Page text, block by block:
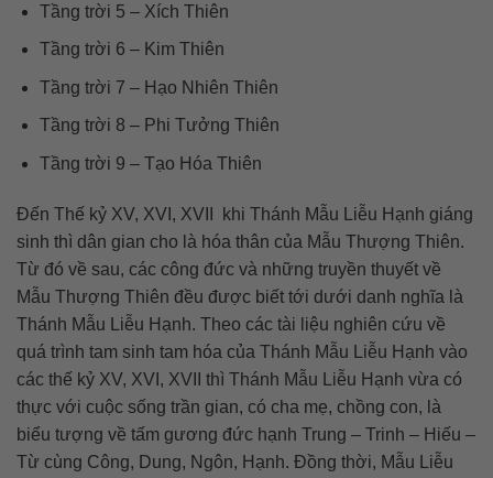
Tầng trời 5 – Xích Thiên
Tầng trời 6 – Kim Thiên
Tầng trời 7 – Hạo Nhiên Thiên
Tầng trời 8 – Phi Tưởng Thiên
Tầng trời 9 – Tạo Hóa Thiên
Đến Thế kỷ XV, XVI, XVII khi Thánh Mẫu Liễu Hạnh giáng
sinh thì dân gian cho là hóa thân của Mẫu Thượng Thiên.
Từ đó về sau, các công đức và những truyền thuyết về
Mẫu Thượng Thiên đều được biết tới dưới danh nghĩa là
Thánh Mẫu Liễu Hạnh. Theo các tài liệu nghiên cứu về
quá trình tam sinh tam hóa của Thánh Mẫu Liễu Hạnh vào
các thế kỷ XV, XVI, XVII thì Thánh Mẫu Liễu Hạnh vừa có
thực với cuộc sống trần gian, có cha mẹ, chồng con, là
biểu tượng về tấm gương đức hạnh Trung – Trinh – Hiếu –
Từ cùng Công, Dung, Ngôn, Hạnh. Đồng thời, Mẫu Liễu